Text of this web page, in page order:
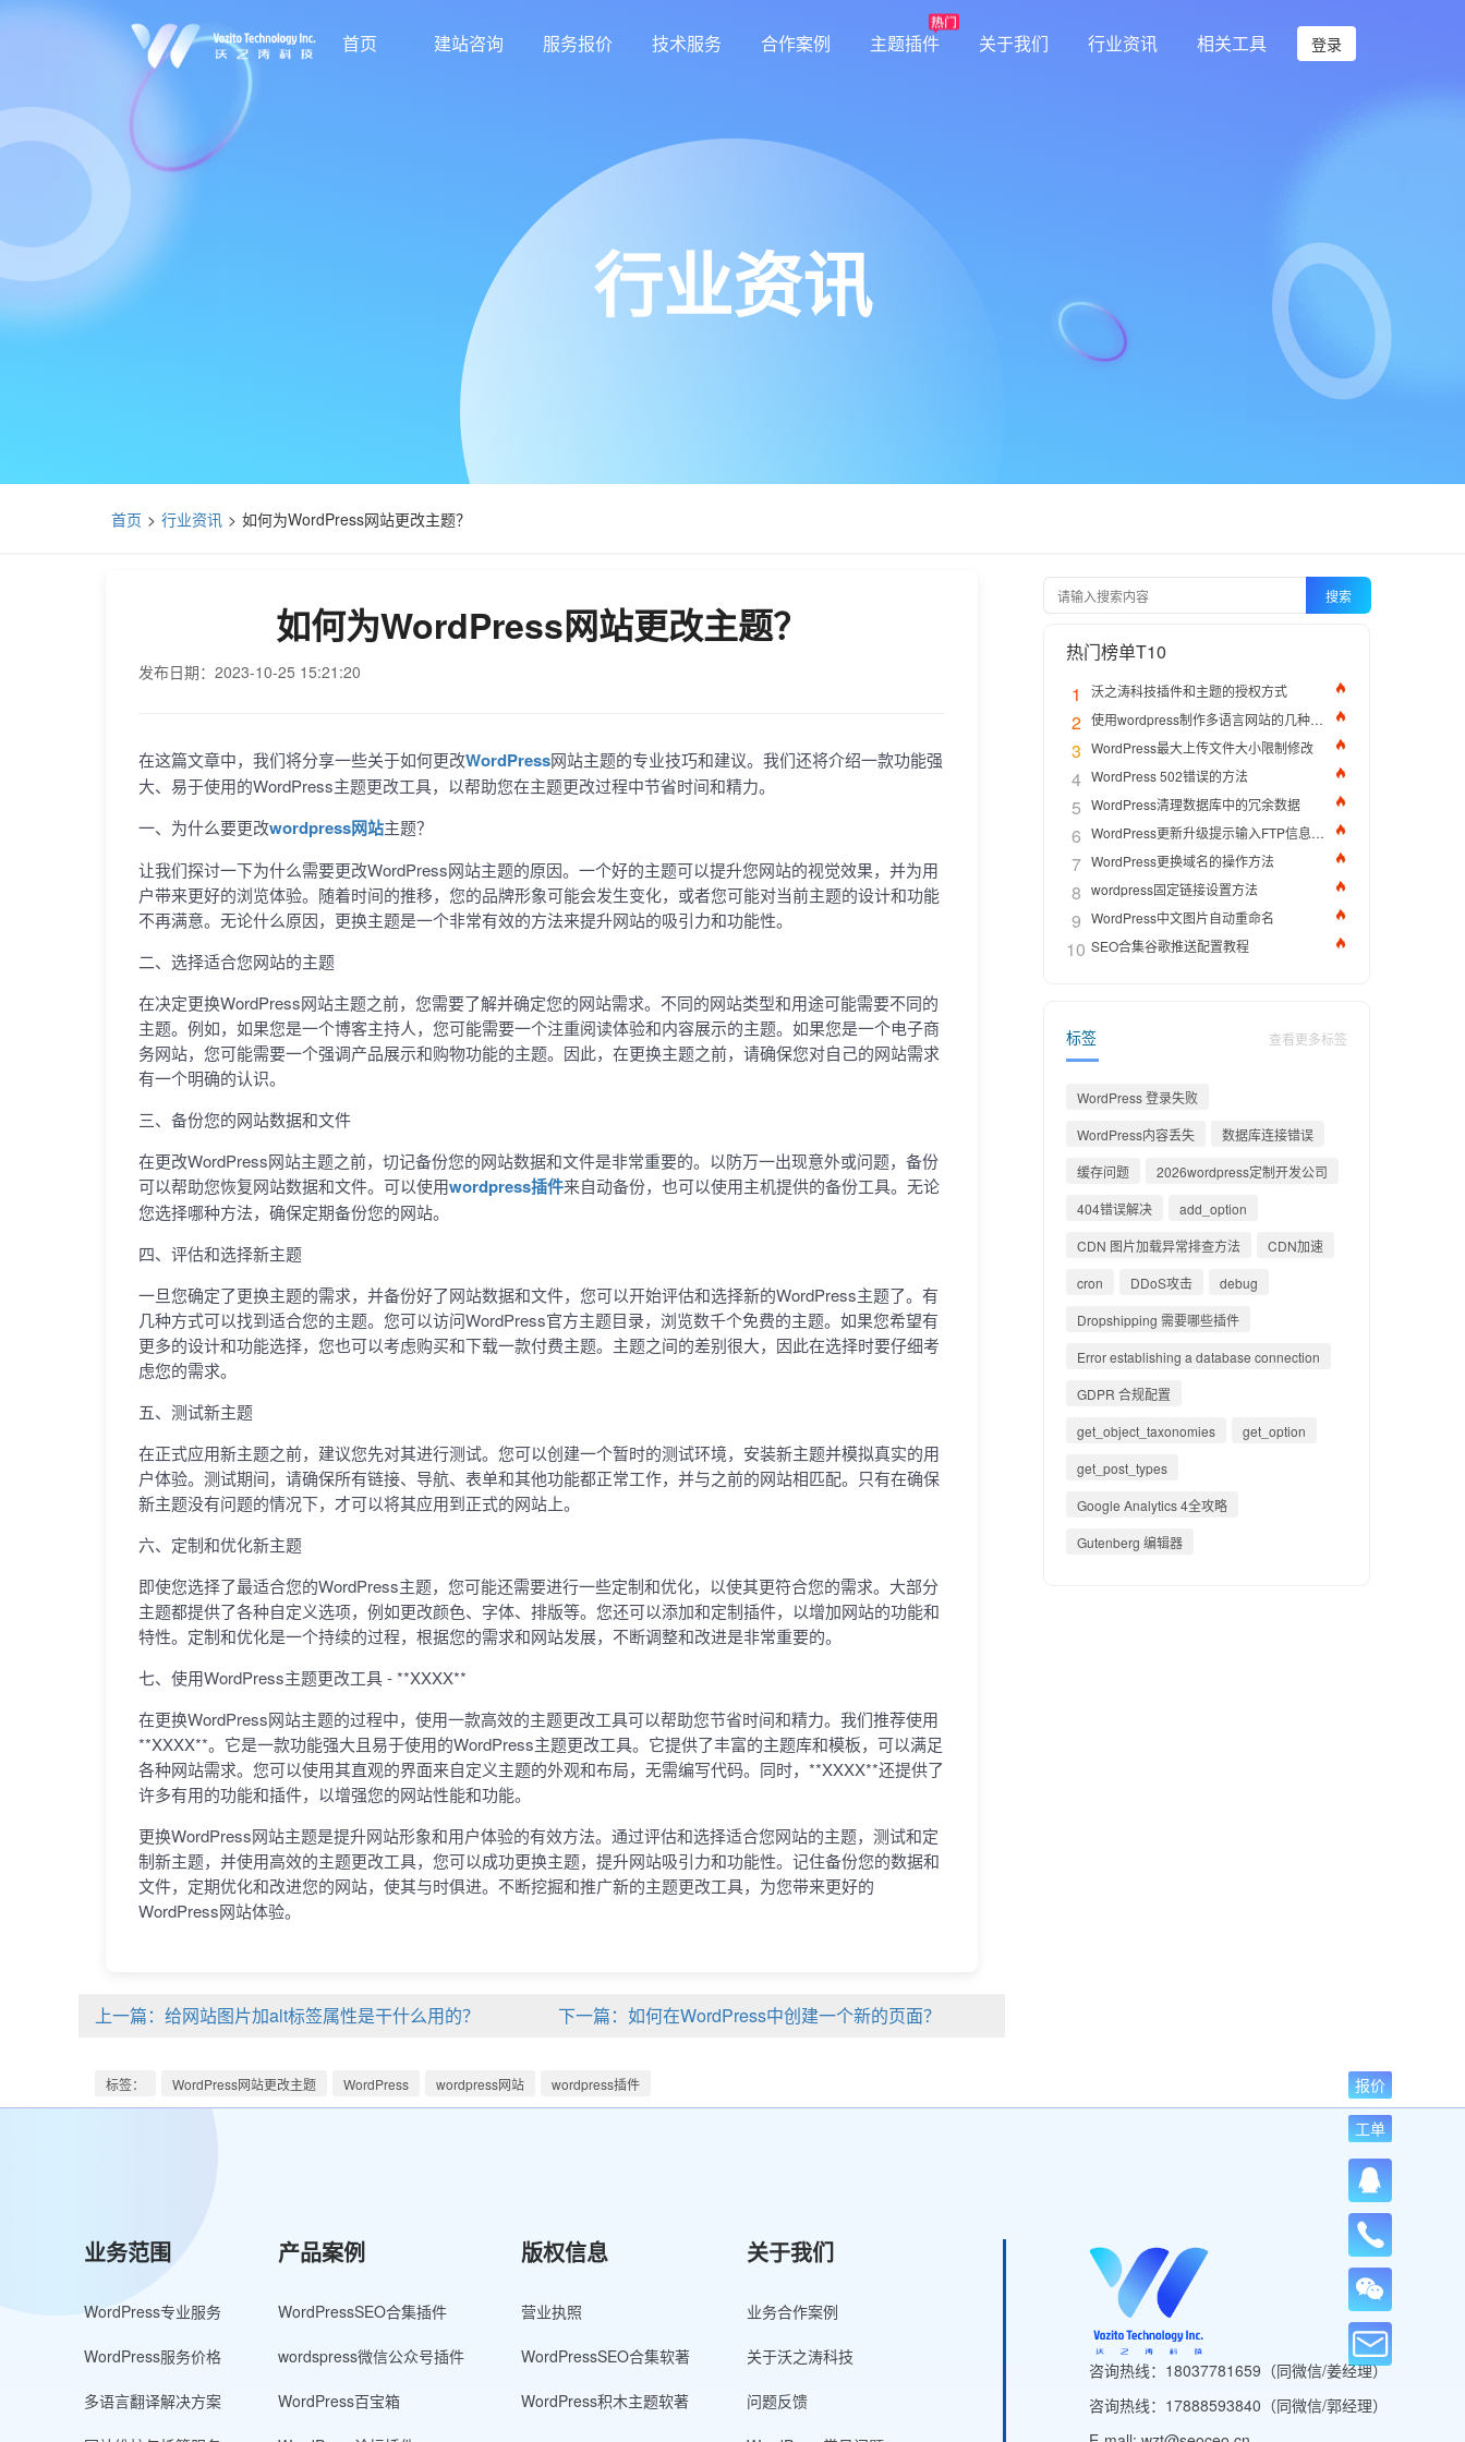
首页 建站咨询 服务报价 技术服务 合作案例 主题插件 关于我们 行业资讯 相关工具 登录
行业资讯
首页 行业资讯 如何为WordPress网站更改主题？
如何为WordPress网站更改主题？
发布日期：2023-10-25 15:21:20
在这篇文章中，我们将分享一些关于如何更改WordPress网站主题的专业技巧和建议。我们还将介绍一款功能强
大、易于使用的WordPress主题更改工具，以帮助您在主题更改过程中节省时间和精力。
一、为什么要更改wordpress网站主题？
让我们探讨一下为什么需要更改WordPress网站主题的原因。一个好的主题可以提升您网站的视觉效果，并为用
户带来更好的浏览体验。随着时间的推移，您的品牌形象可能会发生变化，或者您可能对当前主题的设计和功能
不再满意。无论什么原因，更换主题是一个非常有效的方法来提升网站的吸引力和功能性。
二、选择适合您网站的主题
在决定更换WordPress网站主题之前，您需要了解并确定您的网站需求。不同的网站类型和用途可能需要不同的
主题。例如，如果您是一个博客主持人，您可能需要一个注重阅读体验和内容展示的主题。如果您是一个电子商
务网站，您可能需要一个强调产品展示和购物功能的主题。因此，在更换主题之前，请确保您对自己的网站需求
有一个明确的认识。
三、备份您的网站数据和文件
在更改WordPress网站主题之前，切记备份您的网站数据和文件是非常重要的。以防万一出现意外或问题，备份
可以帮助您恢复网站数据和文件。可以使用wordpress插件来自动备份，也可以使用主机提供的备份工具。无论
您选择哪种方法，确保定期备份您的网站。
四、评估和选择新主题
一旦您确定了更换主题的需求，并备份好了网站数据和文件，您可以开始评估和选择新的WordPress主题了。有
几种方式可以找到适合您的主题。您可以访问WordPress官方主题目录，浏览数千个免费的主题。如果您希望有
更多的设计和功能选择，您也可以考虑购买和下载一款付费主题。主题之间的差别很大，因此在选择时要仔细考
虑您的需求。
五、测试新主题
在正式应用新主题之前，建议您先对其进行测试。您可以创建一个暂时的测试环境，安装新主题并模拟真实的用
户体验。测试期间，请确保所有链接、导航、表单和其他功能都正常工作，并与之前的网站相匹配。只有在确保
新主题没有问题的情况下，才可以将其应用到正式的网站上。
六、定制和优化新主题
即使您选择了最适合您的WordPress主题，您可能还需要进行一些定制和优化，以使其更符合您的需求。大部分
主题都提供了各种自定义选项，例如更改颜色、字体、排版等。您还可以添加和定制插件，以增加网站的功能和
特性。定制和优化是一个持续的过程，根据您的需求和网站发展，不断调整和改进是非常重要的。
七、使用WordPress主题更改工具 - **XXXX**
在更换WordPress网站主题的过程中，使用一款高效的主题更改工具可以帮助您节省时间和精力。我们推荐使用
**XXXX**。它是一款功能强大且易于使用的WordPress主题更改工具。它提供了丰富的主题库和模板，可以满足
各种网站需求。您可以使用其直观的界面来自定义主题的外观和布局，无需编写代码。同时，**XXXX**还提供了
许多有用的功能和插件，以增强您的网站性能和功能。
更换WordPress网站主题是提升网站形象和用户体验的有效方法。通过评估和选择适合您网站的主题，测试和定
制新主题，并使用高效的主题更改工具，您可以成功更换主题，提升网站吸引力和功能性。记住备份您的数据和
文件，定期优化和改进您的网站，使其与时俱进。不断挖掘和推广新的主题更改工具，为您带来更好的
WordPress网站体验。
上一篇：给网站图片加alt标签属性是干什么用的？ 下一篇：如何在WordPress中创建一个新的页面？
标签： WordPress网站更改主题 WordPress wordpress网站 wordpress插件
搜索
热门榜单T10
1
沃之涛科技插件和主题的授权方式
2 使用wordpress制作多语言网站的几种方法
3 WordPress最大上传文件大小限制修改
4 WordPress 502错误的方法
5 WordPress清理数据库中的冗余数据
6 WordPress更新升级提示输入FTP信息的解决办法
7 WordPress更换域名的操作方法
8 wordpress固定链接设置方法
9 WordPress中文图片自动重命名
10 SEO合集谷歌推送配置教程
标签 查看更多标签
WordPress 登录失败
WordPress内容丢失
数据库连接错误
缓存问题
2026wordpress定制开发公司
404错误解决
add_option
CDN 图片加载异常排查方法
CDN加速
cron
DDoS攻击
debug
Dropshipping 需要哪些插件
Error establishing a database connection
GDPR 合规配置
get_object_taxonomies
get_option
get_post_types
Google Analytics 4全攻略
Gutenberg 编辑器
业务范围
WordPress专业服务
WordPress服务价格
多语言翻译解决方案
产品案例
WordPressSEO合集插件
wordspress微信公众号插件
WordPress百宝箱
版权信息
营业执照
WordPressSEO合集软著
WordPress积木主题软著
关于我们
业务合作案例
关于沃之涛科技
问题反馈
咨询热线：18037781659（同微信/姜经理）
咨询热线：17888593840（同微信/郭经理）
报价
工单